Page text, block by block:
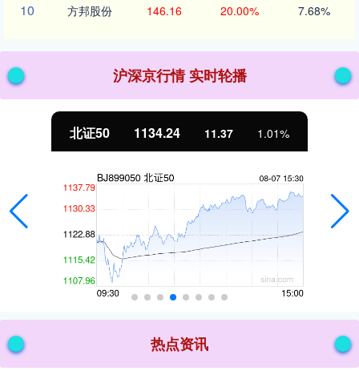
10 方邦股份 146.16 20.00% 7.68%
沪深京行情 实时轮播
北证50 1134.24 11.37 1.01%
热点资讯